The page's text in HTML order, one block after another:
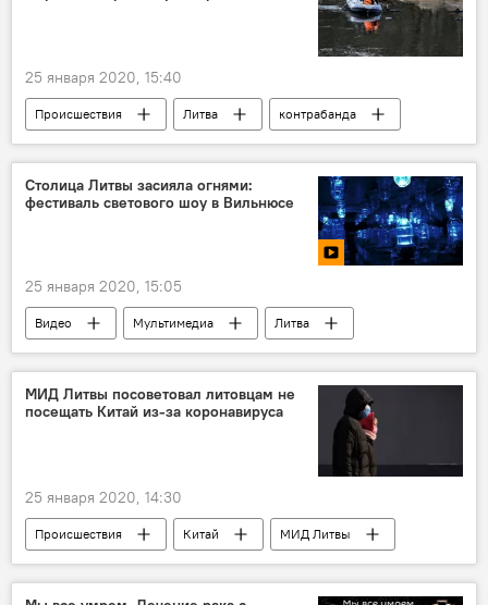
25 января 2020, 15:40
Происшествия Литва контрабанда
Столица Литвы засияла огнями:
фестиваль светового шоу в Вильнюсе
25 января 2020, 15:05
Видео Мультимедиа
Литва
Вильнюс
МИД Литвы посоветовал литовцам не
посещать Китай из-за коронавируса
25 января 2020, 14:30
Происшествия Китай
МИД Литвы
вирус
Вспышка нового коронавируса в разных странах